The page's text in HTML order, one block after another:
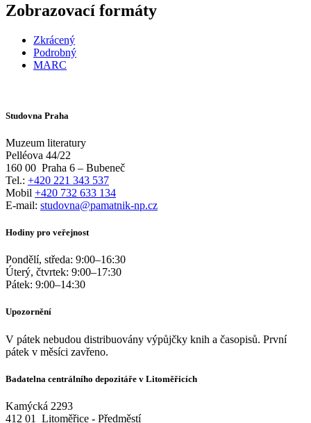
Zobrazovací formáty
Zkrácený
Podrobný
MARC
Studovna Praha
Muzeum literatury
Pelléova 44/22
160 00 Praha 6 – Bubeneč
Tel.: +420 221 343 537
Mobil +420 732 633 134
E-mail: studovna@pamatnik-np.cz
Hodiny pro veřejnost
Pondělí, středa: 9:00–16:30
Úterý, čtvrtek: 9:00–17:30
Pátek: 9:00–14:30
Upozornění
V pátek nebudou distribuovány výpůjčky knih a časopisů. První
pátek v měsíci zavřeno.
Badatelna centrálního depozitáře v Litoměřicích
Kamýcká 2293
412 01
Litoměřice - Předměstí